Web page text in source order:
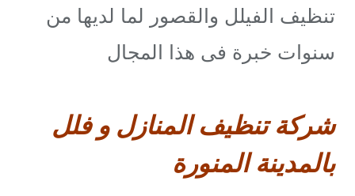
تنظيف الفيلل والقصور لما لديها من
سنوات خبرة فى هذا المجال
شركة تنظيف المنازل و فلل
بالمدينة المنورة